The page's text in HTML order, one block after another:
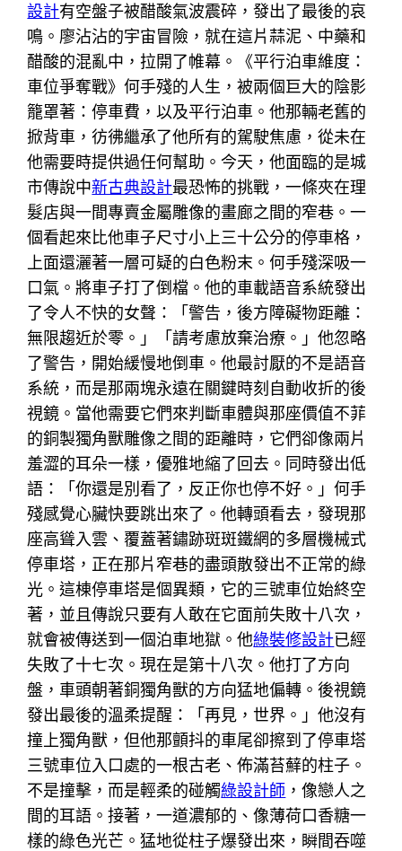
設計有空盤子被醋酸氣波震碎，發出了最後的哀
鳴。廖沾沾的宇宙冒險，就在這片蒜泥、中藥和
醋酸的混亂中，拉開了帷幕。《平行泊車維度：
車位爭奪戰》何手殘的人生，被兩個巨大的陰影
籠罩著：停車費，以及平行泊車。他那輛老舊的
掀背車，彷彿繼承了他所有的駕駛焦慮，從未在
他需要時提供過任何幫助。今天，他面臨的是城
市傳說中新古典設計最恐怖的挑戰，一條夾在理
髮店與一間專賣金屬雕像的畫廊之間的窄巷。一
個看起來比他車子尺寸小上三十公分的停車格，
上面還灑著一層可疑的白色粉末。何手殘深吸一
口氣。將車子打了倒檔。他的車載語音系統發出
了令人不快的女聲：「警告，後方障礙物距離：
無限趨近於零。」「請考慮放棄治療。」他忽略
了警告，開始緩慢地倒車。他最討厭的不是語音
系統，而是那兩塊永遠在關鍵時刻自動收折的後
視鏡。當他需要它們來判斷車體與那座價值不菲
的銅製獨角獸雕像之間的距離時，它們卻像兩片
羞澀的耳朵一樣，優雅地縮了回去。同時發出低
語：「你還是別看了，反正你也停不好。」何手
殘感覺心臟快要跳出來了。他轉頭看去，發現那
座高聳入雲、覆蓋著鏽跡斑斑鐵網的多層機械式
停車塔，正在那片窄巷的盡頭散發出不正常的綠
光。這棟停車塔是個異類，它的三號車位始終空
著，並且傳說只要有人敢在它面前失敗十八次，
就會被傳送到一個泊車地獄。他綠裝修設計已經
失敗了十七次。現在是第十八次。他打了方向
盤，車頭朝著銅獨角獸的方向猛地偏轉。後視鏡
發出最後的溫柔提醒：「再見，世界。」他沒有
撞上獨角獸，但他那顫抖的車尾卻擦到了停車塔
三號車位入口處的一根古老、佈滿苔蘚的柱子。
不是撞擊，而是輕柔的碰觸綠設計師 ，像戀人之
間的耳語。接著，一道濃郁的、像薄荷口香糖一
樣的綠色光芒。猛地從柱子爆發出來，瞬間吞噬